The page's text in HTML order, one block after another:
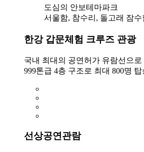
도심의 안보테마파크
서울함, 참수리, 돌고래 잠수
한강 갑문체험 크루즈 관광
국내 최대의 공연허가 유람선으로
999톤급 4층 구조로 최대 800명 탑
선상공연관람